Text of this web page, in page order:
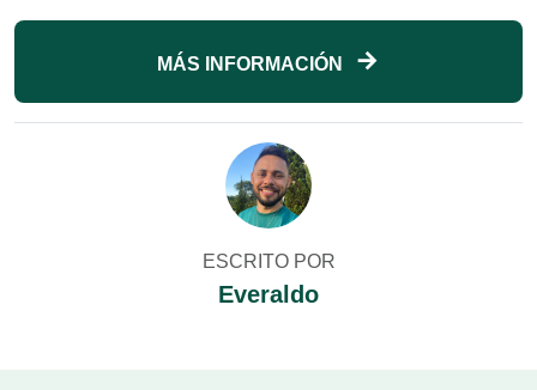
MÁS INFORMACIÓN
ESCRITO POR
Everaldo